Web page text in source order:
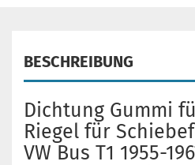
BESCHREIBUNG
Dichtung Gummi
Riegel für
VW Bus T1 1955-